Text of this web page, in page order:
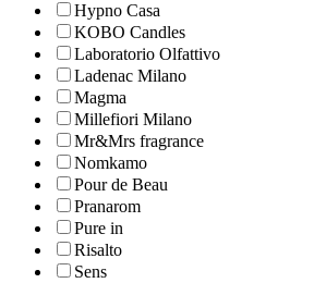
Hypno Casa
KOBO Candles
Laboratorio Olfattivo
Ladenac Milano
Magma
Millefiori Milano
Mr&Mrs fragrance
Nomkamo
Pour de Beau
Pranarom
Pure in
Risalto
Sens